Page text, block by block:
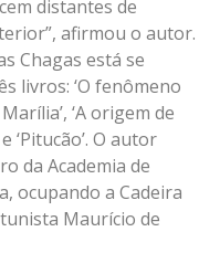
distantes de
afirmou o autor.
Chagas está se
livros: ‘O fenômeno
‘A origem de
‘Pitucão’. O autor
da Academia de
ocupando a Cadeira
Maurício de